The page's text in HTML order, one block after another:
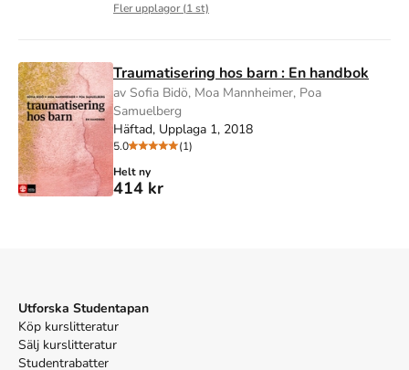
Fler upplagor (1st)
Traumatisering hos barn : En handbok
av Sofia Bidö, Moa Mannheimer, Poa
Samuelberg
Häftad, Upplaga 1, 2018
5.0
(1)
Helt ny
414 kr
Utforska Studentapan
Köp kurslitteratur
Sälj kurslitteratur
Studentrabatter